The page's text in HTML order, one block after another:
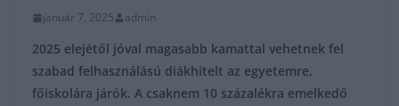
január 7, 2025 admin
2025 elejétől jóval magasabb kamattal vehetnek fel
szabad felhasználású diákhitelt az egyetemre,
főiskolára járók. A csaknem 10 százalékra emelkedő